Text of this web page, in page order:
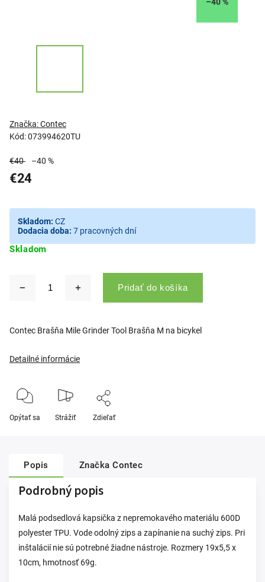
Kód:073994620TU
Značka:Contec
€40 –40 %
€24
Skladom
Skladom: CZ
Dodacia doba: 7 pracovných dní
Pridať do košíka
Contec Brašňa Mile Grinder Tool Brašňa M na bicykel
Detailné informácie
Opýtať sa Strážiť Zdieľať
Popis Značka Contec
Podrobný popis
Malá podsedlová kapsička z nepremokavého materiálu 600D
polyester TPU. Vode odolný zips a zapínanie na suchý zips. Pri
inštalácií nie sú potrebné žiadne nástroje. Rozmery 19x5,5 x
10cm, hmotnosť 69g.